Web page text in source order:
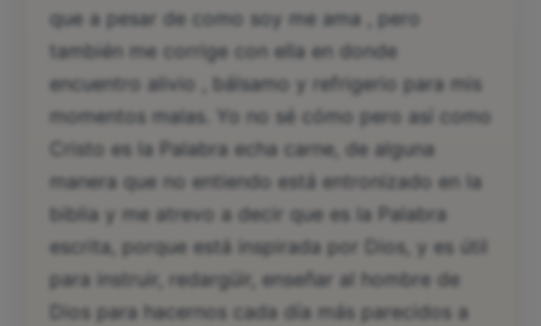
que a pesar de como soy me ama , pero
también me corrige con ella en donde
encuentro alivio , bálsamo y refrigerio para mis
momentos malas. Yo no sé cómo pero así como
Cristo es la Palabra echa carne, de alguna
manera que no entiendo está entronizado en la
biblia y me atrevo a decir que es la Palabra
escrita, porque está inspirada por Dios, y es útil
para instruir, redargüir, enseñar al hombre de
Dios para hacernos cada día más parecidos a